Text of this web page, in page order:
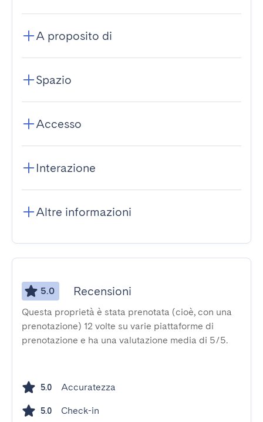
A proposito di
Spazio
Accesso
Interazione
Altre informazioni
5.0 Recensioni
Questa proprietà è stata prenotata (cioè, con una
prenotazione) 12 volte su varie piattaforme di
prenotazione e ha una valutazione media di 5/5.
5.0 Accuratezza
5.0 Check-in